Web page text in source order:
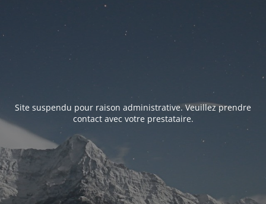
Site suspendu pour raison administrative. Veuillez prendre
contact avec votre prestataire.